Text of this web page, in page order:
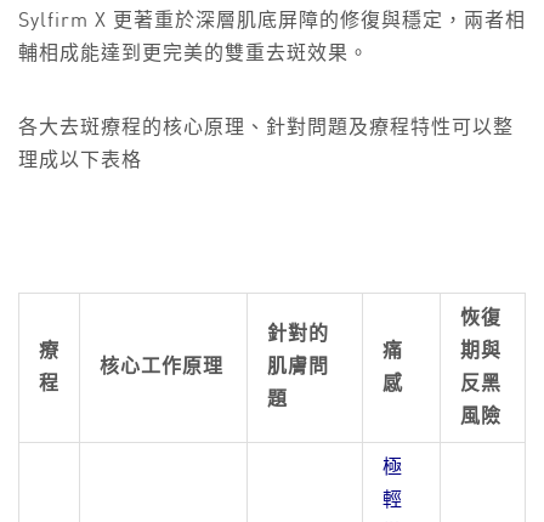
Sylfirm X 更著重於深層肌底屏障的修復與穩定，兩者相
輔相成能達到更完美的雙重去斑效果。
各大去斑療程的核心原理、針對問題及療程特性可以整
理成以下表格
療
程
核心工作原理
針對的
肌膚問
題
痛
感
恢復
期與
反黑
風險
極
輕